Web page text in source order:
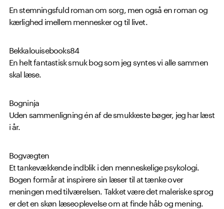
En stemningsfuld roman om sorg, men også en roman og
kærlighed imellem mennesker og til livet.
Bekkalouisebooks84
En helt fantastisk smuk bog som jeg syntes vi alle sammen
skal læse.
Bogninja
Uden sammenligning én af de smukkeste bøger, jeg har læst
i år.
Bogvægten
Et tankevækkende indblik i den menneskelige psykologi.
Bogen formår at inspirere sin læser til at tænke over
meningen med tilværelsen. Takket være det maleriske sprog
er det en skøn læseoplevelse om at finde håb og mening.